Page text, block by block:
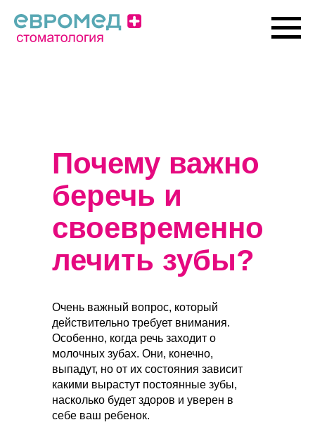
Почему важно
беречь и
своевременно
лечить зубы?
Очень важный вопрос, который
действительно требует внимания.
Особенно, когда речь заходит о
молочных зубах. Они, конечно,
выпадут, но от их состояния зависит
какими вырастут постоянные зубы,
насколько будет здоров и уверен в
себе ваш ребенок.